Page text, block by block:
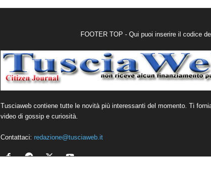
FOOTER TOP - Qui puoi inserire il codice
Tusciaweb contiene tutte le novità più interessanti del momento. Ti
video di gossip e curiosità.
Contattaci: redazione@tusciaweb.it